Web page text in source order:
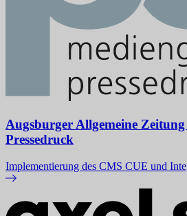
Augsburger Allgemeine
Pressedruck
Implementierung des CMS CUE und